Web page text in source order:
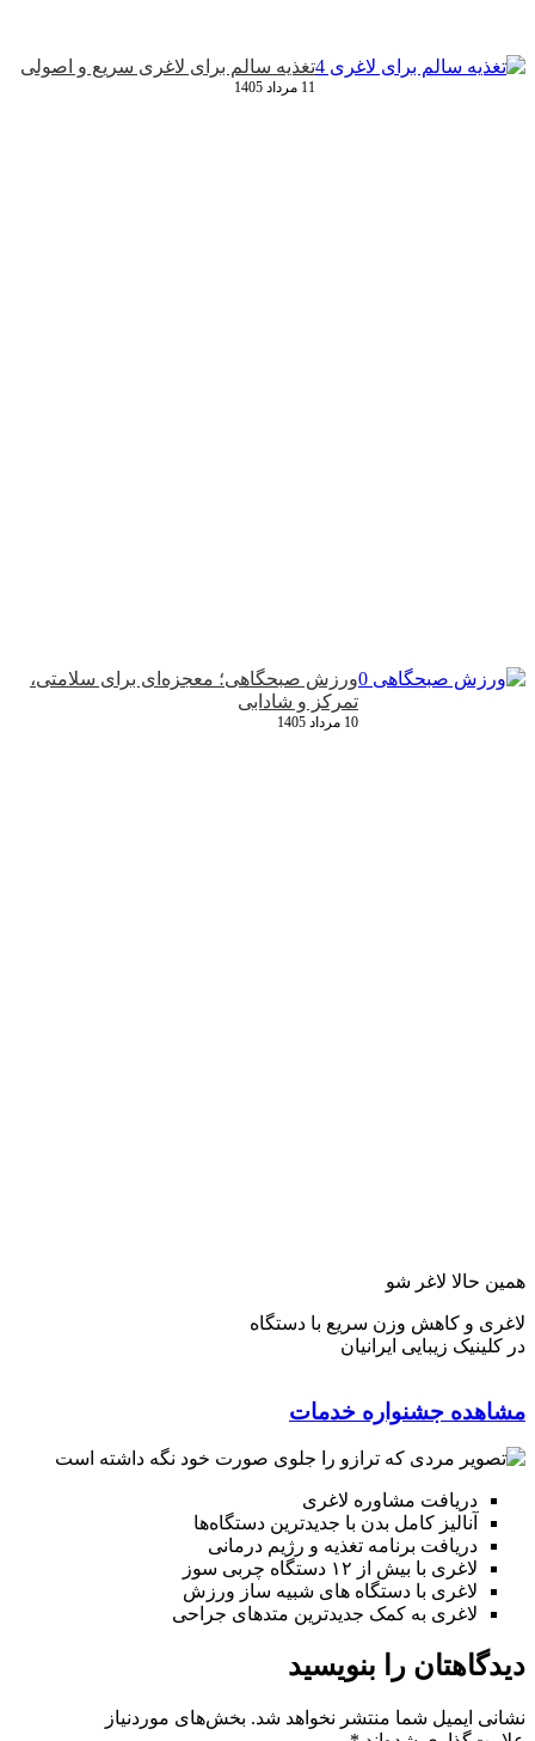
تغذیه سالم برای لاغری سریع و اصولی
11 مرداد 1405
ورزش صبحگاهی؛ معجزه‌ای برای سلامتی،
تمرکز و شادابی
10 مرداد 1405
همین حالا لاغر شو
لاغری و کاهش وزن سریع با دستگاه
در کلینیک زیبایی ایرانیان
مشاهده جشنواره خدمات
دریافت مشاوره لاغری
آنالیز کامل بدن با جدیدترین دستگاه‌ها
دریافت برنامه تغذیه و رژیم درمانی
لاغری با بیش از ۱۲ دستگاه چربی سوز
لاغری با دستگاه های شبیه ساز ورزش
لاغری به کمک جدیدترین متدهای جراحی
دیدگاهتان را بنویسید
نشانی ایمیل شما منتشر نخواهد شد. بخش‌های موردنیاز